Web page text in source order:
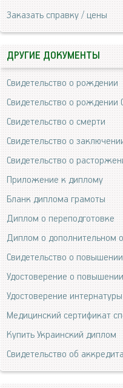
Заказать справку / цены
ДРУГИЕ ДОКУМЕНТЫ
Свидетельство о рождении
Свидетельство о рождении
Свидетельство о смерти
Свидетельство о
Свидетельство о
Приложение к диплому
Бланк диплома грамоты
Диплом о переподготовке
Диплом о дополнительном
Свидетельство о
Удостоверение о
Удостоверение интернатуры
Медицинский сертификат
Купить Украинский диплом
Свидетельство об